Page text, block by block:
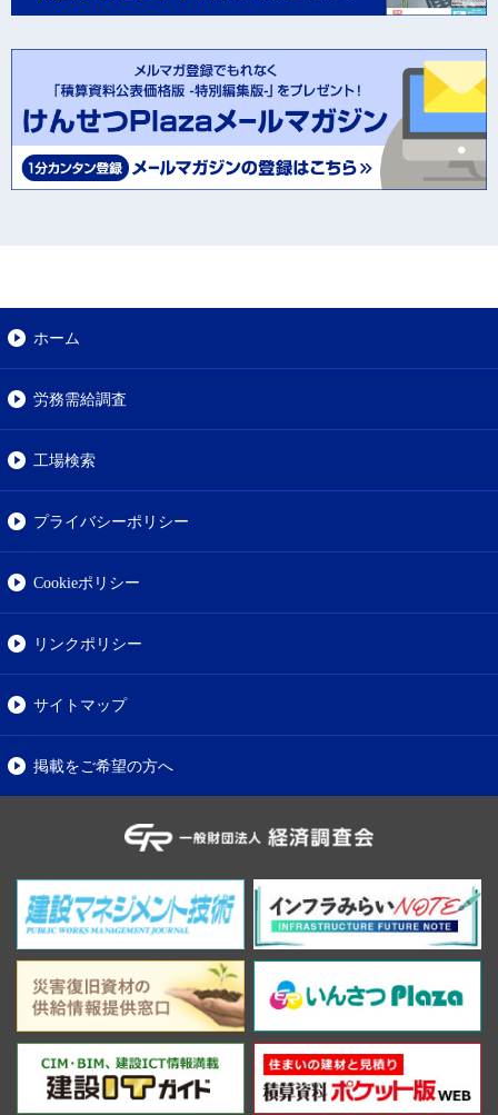
ホーム
労務需給調査
工場検索
プライバシーポリシー
Cookieポリシー
リンクポリシー
サイトマップ
掲載をご希望の方へ